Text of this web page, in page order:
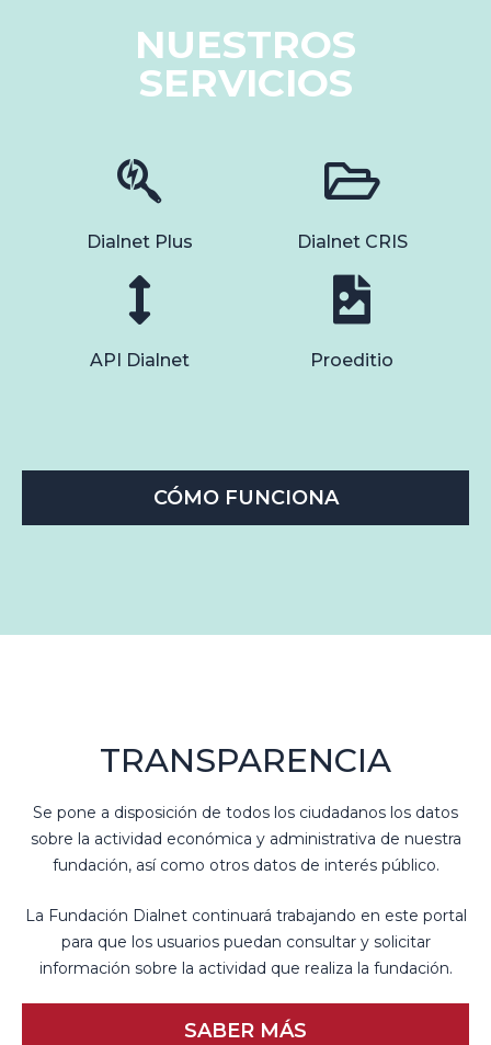
NUESTROS
SERVICIOS
Dialnet Plus
API Dialnet
Dialnet CRIS
Proeditio
CÓMO FUNCIONA
TRANSPARENCIA
Se pone a disposición de todos los ciudadanos los datos
sobre la actividad económica y administrativa de nuestra
fundación, así como otros datos de interés público.
La Fundación Dialnet continuará trabajando en este portal
para que los usuarios puedan consultar y solicitar
información sobre la actividad que realiza la fundación.
SABER MÁS